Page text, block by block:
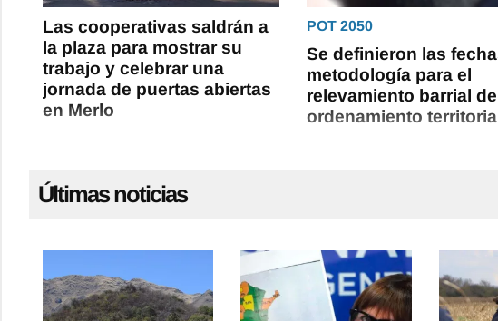
Las cooperativas saldrán a
la plaza para mostrar su
trabajo y celebrar una
jornada de puertas abiertas
en Merlo
POT 2050
Se definieron las
metodología para el
relevamiento barrial del
ordenamiento
Últimas noticias